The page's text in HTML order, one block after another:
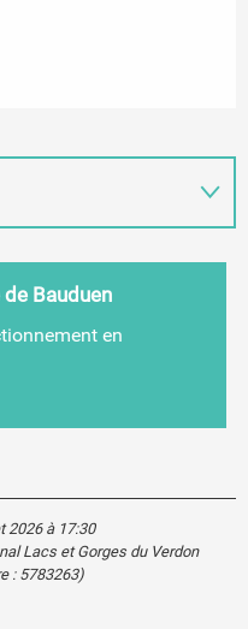
DE ...
Bauduen
en
2026 à 17:30
Lacs et Gorges du Verdon
:5783263)